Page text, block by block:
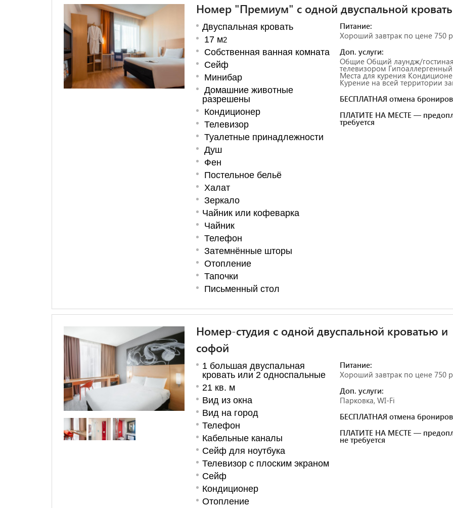
Номер "Премиум" с одной двуспальной
Двуспальная кровать
17 м2
Собственная ванная комната
Сейф
Минибар
Домашние животные
разрешены
Кондиционер
Телевизор
Туалетные принадлежности
Душ
Фен
Постельное бельё
Халат
Зеркало
Чайник или кофеварка
Чайник
Телефон
Затемнённые шторы
Отопление
Тапочки
Письменный стол
Питание:
Хороший завтрак по цене 750
Доп. услуги:
Общие Общий лаундж/
телевизором Гипоаллергенный
Места для курения
Курение на всей территории
БЕСПЛАТНАЯ отмена
ПЛАТИТЕ НА МЕСТЕ —
требуется
Номер-студия с одной двуспальной кроватью и
софой
1 большая двуспальная
кровать или 2 односпальные
21 кв. м
Вид из окна
Вид на город
Телефон
Кабельные каналы
Сейф для ноутбука
Телевизор с плоским экраном
Сейф
Кондиционер
Отопление
Питание:
Хороший завтрак по цене 750
Доп. услуги:
Парковка, WI-Fi
БЕСПЛАТНАЯ отмена
ПЛАТИТЕ НА МЕСТЕ —
не требуется